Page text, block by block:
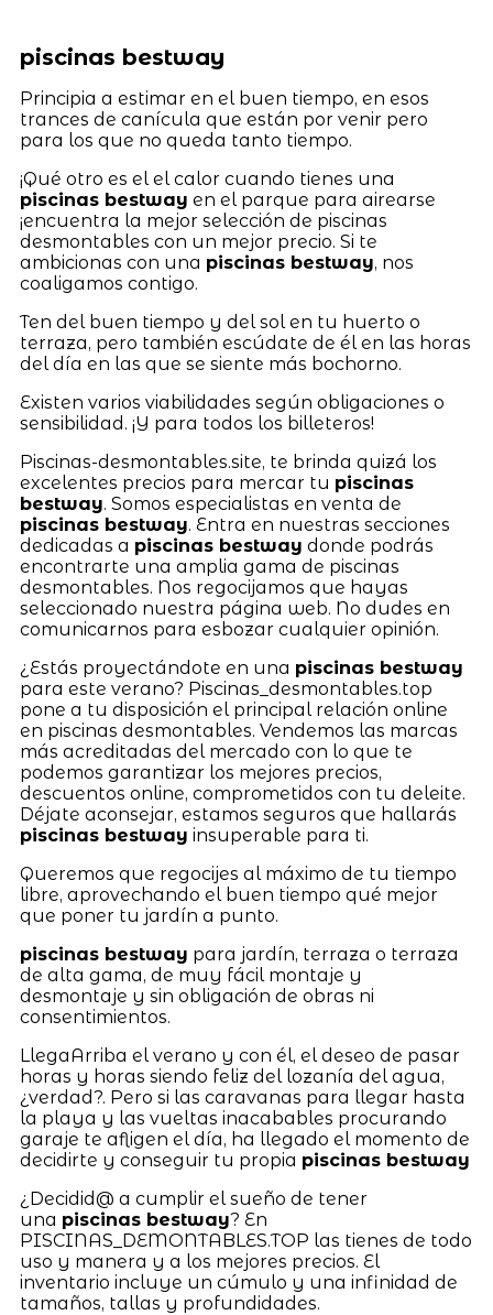
piscinas bestway
Principia a estimar en el buen tiempo, en esos
trances de canícula que están por venir pero
para los que no queda tanto tiempo.
¡Qué otro es el el calor cuando tienes una
piscinas bestway en el parque para airearse
¡encuentra la mejor selección de piscinas
desmontables con un mejor precio. Si te
ambicionas con una piscinas bestway, nos
coaligamos contigo.
Ten del buen tiempo y del sol en tu huerto o
terraza, pero también escúdate de él en las horas
del día en las que se siente más bochorno.
Existen varios viabilidades según obligaciones o
sensibilidad. ¡Y para todos los billeteros!
Piscinas-desmontables.site, te brinda quizá los
excelentes precios para mercar tu piscinas
bestway. Somos especialistas en venta de
piscinas bestway. Entra en nuestras secciones
dedicadas a piscinas bestway donde podrás
encontrarte una amplia gama de piscinas
desmontables. Nos regocijamos que hayas
seleccionado nuestra página web. No dudes en
comunicarnos para esbozar cualquier opinión.
¿Estás proyectándote en una piscinas bestway
para este verano? Piscinas_desmontables.top
pone a tu disposición el principal relación online
en piscinas desmontables. Vendemos las marcas
más acreditadas del mercado con lo que te
podemos garantizar los mejores precios,
descuentos online, comprometidos con tu deleite.
Déjate aconsejar, estamos seguros que hallarás
piscinas bestway insuperable para ti.
Queremos que regocijes al máximo de tu tiempo
libre, aprovechando el buen tiempo qué mejor
que poner tu jardín a punto.
piscinas bestway para jardín, terraza o terraza
de alta gama, de muy fácil montaje y
desmontaje y sin obligación de obras ni
consentimientos.
LlegaArriba el verano y con él, el deseo de pasar
horas y horas siendo feliz del lozanía del agua,
¿verdad?. Pero si las caravanas para llegar hasta
la playa y las vueltas inacabables procurando
garaje te afligen el día, ha llegado el momento de
decidirte y conseguir tu propia piscinas bestway
¿Decidid@ a cumplir el sueño de tener
una piscinas bestway? En
PISCINAS_DEMONTABLES.TOP las tienes de todo
uso y manera y a los mejores precios. El
inventario incluye un cúmulo y una infinidad de
tamaños, tallas y profundidades.